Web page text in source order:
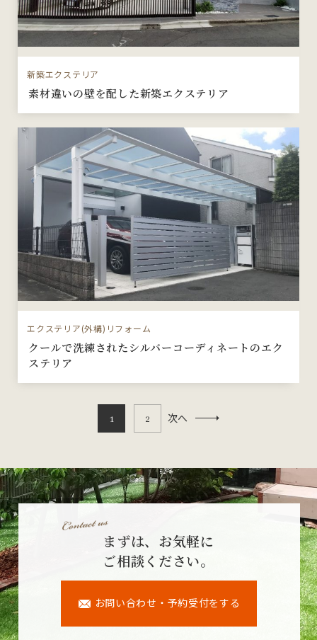
新築エクステリア
素材違いの壁を配した新築エクステリア
エクステリア(外構)リフォーム
クールで洗練されたシルバーコーディネートのエク
ステリア
1 2 次へ
まずは、お気軽に
ご相談ください。
お問い合わせ・予約受付をする